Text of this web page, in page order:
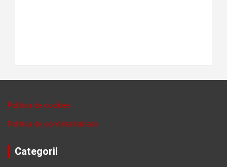
Politica de cookies
Politica de confidentalitate
Categorii